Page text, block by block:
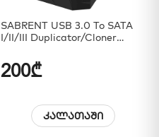
SABRENT USB 3.0 To SATA
I/II/III Duplicator/Cloner
200₾
კალათაში